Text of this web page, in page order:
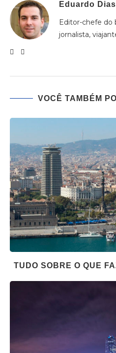
Eduardo
Editor-chefe do
jornalista,
VOCÊ TAMBÉM
TUDO SOBRE O QUE